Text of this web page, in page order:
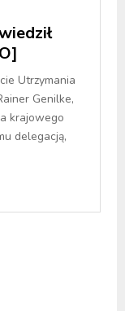
Utrzymania
Genilke,
krajowego
delegacją,